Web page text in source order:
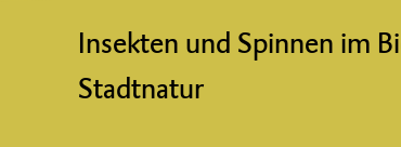
Insekten und Spinnen im
Stadtnatur